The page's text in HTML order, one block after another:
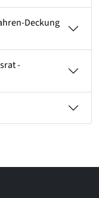
Deckung
-